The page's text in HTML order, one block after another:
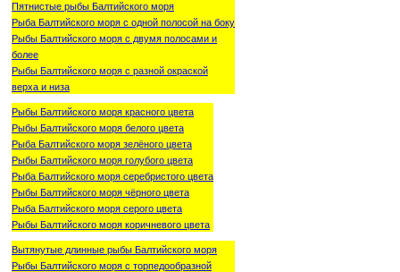
Пятнистые рыбы Балтийского моря
Рыба Балтийского моря с одной полосой на боку
Рыбы Балтийского моря с двумя полосами и
более
Рыбы Балтийского моря с разной окраской
верха и низа
Рыбы Балтийского моря красного цвета
Рыбы Балтийского моря белого цвета
Рыба Балтийского моря зелёного цвета
Рыбы Балтийского моря голубого цвета
Рыба Балтийского моря серебристого цвета
Рыбы Балтийского моря чёрного цвета
Рыба Балтийского моря серого цвета
Рыбы Балтийского моря коричневого цвета
Вытянутые длинные рыбы Балтийского моря
Рыбы Балтийского моря с торпедообразной